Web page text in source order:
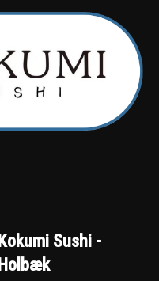
Kokumi Sushi -
Holbæk